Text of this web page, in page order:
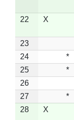
22 X
23
24
*
25
*
26
27
*
28
X